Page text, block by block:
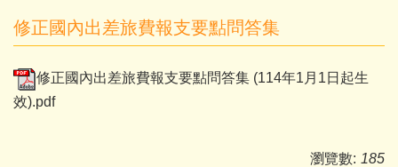
修正國內出差旅費報支要點問答集
修正國內出差旅費報支要點問答集 (114年1月1日起生
效).pdf
瀏覽數: 185